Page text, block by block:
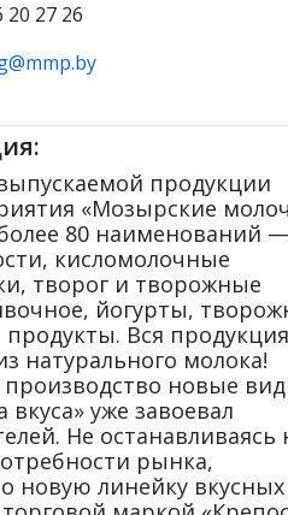
20 27 26
продукции
«Мозырские
80 наименований —
кисломолочные
творог и творожные
йогурты,
Вся продукция
натурального молока!
новые
уже завоевал
Не останавливаясь
рынка,
новую линейку